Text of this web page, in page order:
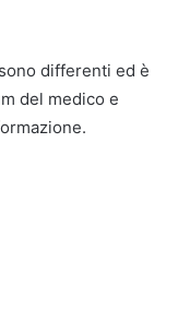
differenti ed è
del medico e